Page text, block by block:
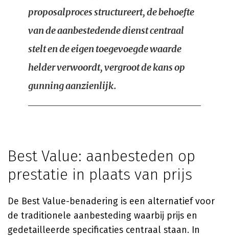
proposalproces structureert, de behoefte
van de aanbestedende dienst centraal
stelt en de eigen toegevoegde waarde
helder verwoordt, vergroot de kans op
gunning aanzienlijk.
Best Value: aanbesteden op
prestatie in plaats van prijs
De Best Value-benadering is een alternatief voor
de traditionele aanbesteding waarbij prijs en
gedetailleerde specificaties centraal staan. In